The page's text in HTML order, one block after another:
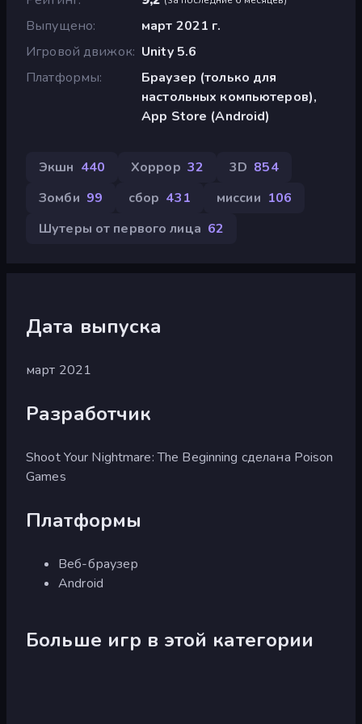
Выпущено
март 2021 г.
Игровой движок Unity 5.6
Платформы
Браузер (только для
настольных компьютеров),
App Store (Android)
Экшн 440 Хоррор 32 3D 854
Зомби 99 сбор 431 миссии 106
Шутеры от первого лица 62
Дата выпуска
март 2021
Разработчик
Shoot Your Nightmare: The Beginning сделана Poison
Games
Платформы
Веб-браузер
Android
Больше игр в этой категории